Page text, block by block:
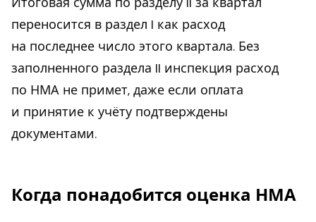
переносится в раздел I как расход
на последнее число этого квартала. Без
заполненного раздела II инспекция расход
по НМА не примет, даже если оплата
и принятие к учёту подтверждены
документами.
Когда понадобится оценка НМА